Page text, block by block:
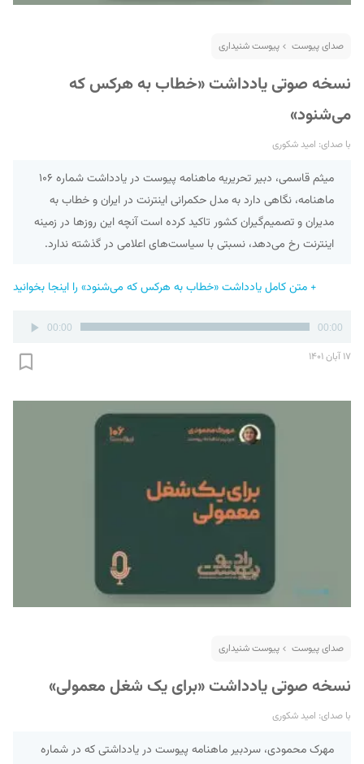
صدای پیوست پیوست شنیداری
نسخه صوتی یادداشت «خطاب به هرکس که
می‌شنود»
با صدای: امید شکوری
میثم قاسمی، دبیر تحریریه ماهنامه پیوست در یادداشت شماره ۱۰۶
ماهنامه، نگاهی دارد به مدل حکمرانی اینترنت در ایران و خطاب به
مدیران و تصمیم‌گیران کشور تاکید کرده است آنچه این روزها در زمینه
اینترنت رخ می‌دهد، نسبتی با سیاست‌های اعلامی در گذشته ندارد.
+ متن کامل یادداشت «خطاب به هرکس که می‌شنود» را اینجا بخوانید
پخش‌کننده
صوت
00:00 00:00
۱۷ آبان ۱۴۰۱
صدای پیوست پیوست شنیداری
نسخه صوتی یادداشت «برای یک شغل معمولی»
با صدای: امید شکوری
مهرک محمودی، سردبیر ماهنامه پیوست در یادداشتی که در شماره